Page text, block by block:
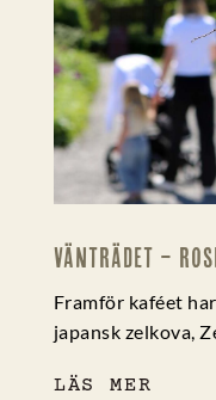
VÄNTRÄDET –
Framför kaféet
japansk zelkova,
LÄS MER